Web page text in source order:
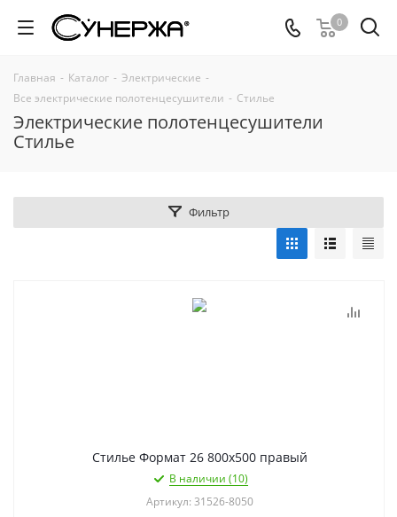
0
Главная - Каталог - Электрические -
Все электрические полотенцесушители - Стилье
Электрические полотенцесушители
Стилье
Фильтр
Стилье Формат 26 800х500 правый
В наличии (10)
Артикул: 31526-8050